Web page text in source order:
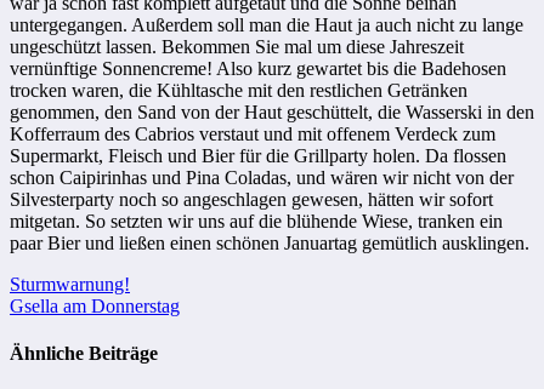
untergegangen. Außerdem soll man die Haut ja auch nicht zu lange
ungeschützt lassen. Bekommen Sie mal um diese Jahreszeit
vernünftige Sonnencreme! Also kurz gewartet bis die Badehosen
trocken waren, die Kühltasche mit den restlichen Getränken
genommen, den Sand von der Haut geschüttelt, die Wasserski in den
Kofferraum des Cabrios verstaut und mit offenem Verdeck zum
Supermarkt, Fleisch und Bier für die Grillparty holen. Da flossen
schon Caipirinhas und Pina Coladas, und wären wir nicht von der
Silvesterparty noch so angeschlagen gewesen, hätten wir sofort
mitgetan. So setzten wir uns auf die blühende Wiese, tranken ein
paar Bier und ließen einen schönen Januartag gemütlich ausklingen.
Beitragsnavigation
Sturmwarnung!
Gsella am Donnerstag
Ähnliche Beiträge